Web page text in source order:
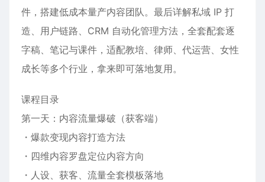
件，搭建低成本量产内容团队。最后详解私域 IP 打
造、用户链路、CRM 自动化管理方法，全套配套逐
字稿、笔记与课件，适配教培、律师、代运营、女性
成长等多个行业，拿来即可落地复用。
课程目录
第一天：内容流量爆破（获客端）
・爆款变现内容打造方法
・四维内容罗盘定位内容方向
・人设、获客、流量全套模板落地